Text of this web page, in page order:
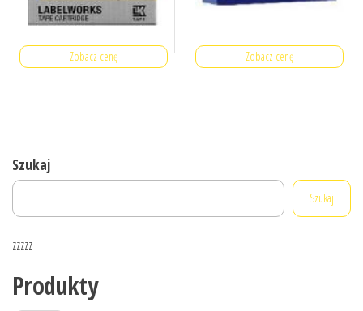
Zobacz cenę Zobacz cenę
Szukaj
Szukaj
zzzzz
Produkty